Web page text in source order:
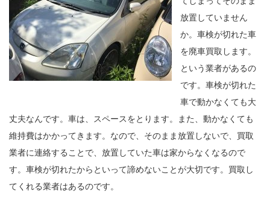
放置していません
か。車検が切れた車
を廃車買取します。
という業者があるの
です。車検が切れた
車で動かなくても大
丈夫なんです。車は、スペースをとります。また、動かなくても
維持費はかかってきます。なので、そのまま放置しないで、買取
業者に連絡することで、放置していた車は家からなくなるので
す。車検が切れたからといって諦めないことが大切です。買取し
てくれる業者はあるのです。